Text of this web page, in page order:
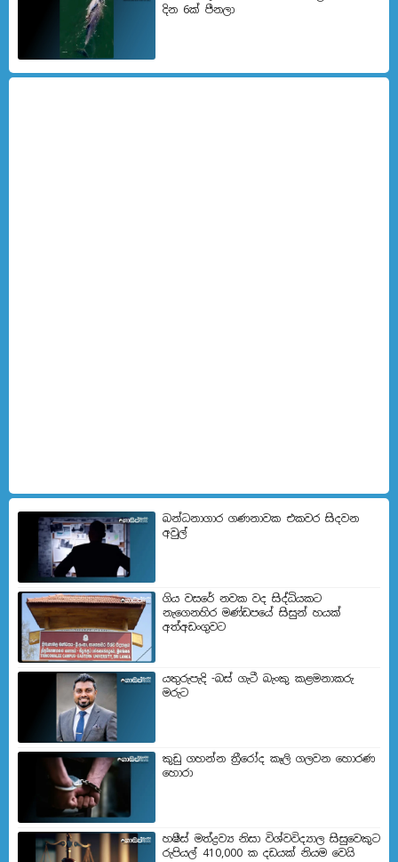
දින 6ක් පීනලා
බන්ධනාගාර ගණනාවක එකවර සිදවන
අවුල්
ගිය වසරේ නවක වද සිද්ධියකට
නැගෙනහිර මණ්ඩපයේ සිසුන් හයක්
අත්අඩංගුවට
යතුරුපැදි -බස් ගැටී බැංකු කළමනාකරු
මරුට
කුඩු ගහන්න ත්‍රීරෝද කෑලි ගලවන හොරණ
හොරා
හෂීස් මත්ද්‍රව්‍ය නිසා විශ්වවිද්‍යාල සිසුවෙකුට
රුපියල් 410,000 ක දඩයක් නියම වෙයි